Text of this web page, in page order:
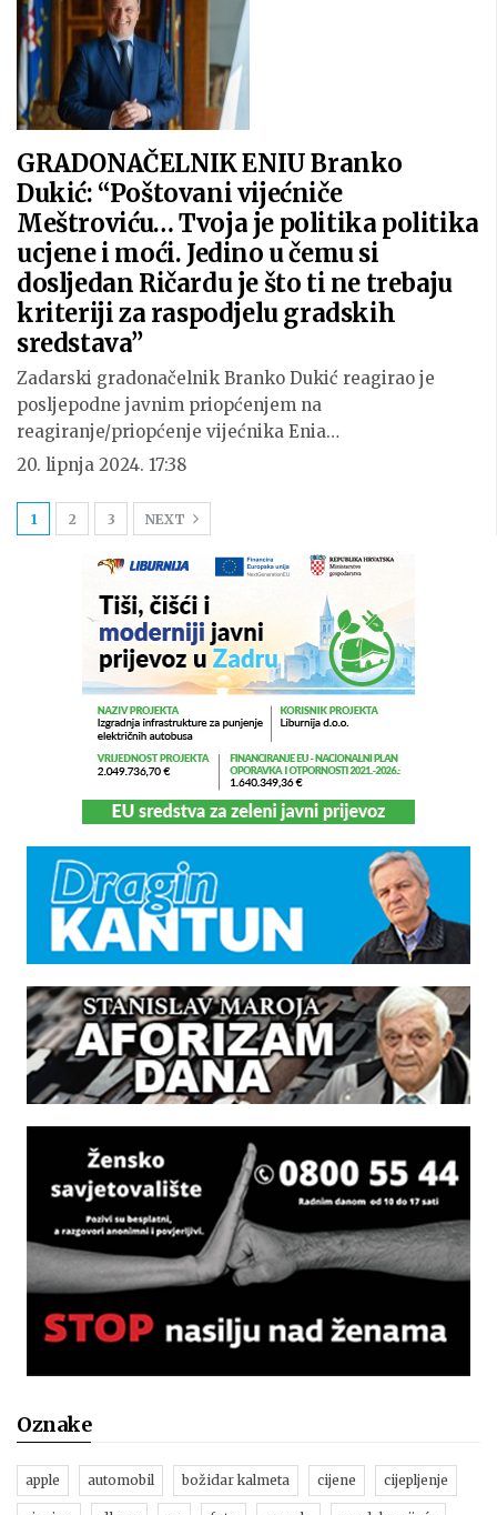
GRADONAČELNIK ENIU Branko
Dukić: “Poštovani vijećniče
Meštroviću… Tvoja je politika politika
ucjene i moći. Jedino u čemu si
dosljedan Ričardu je što ti ne trebaju
kriteriji za raspodjelu gradskih
sredstava”
Zadarski gradonačelnik Branko Dukić reagirao je
posljepodne javnim priopćenjem na
reagiranje/priopćenje vijećnika Enia…
20. lipnja 2024. 17:38
1 2 3 NEXT
Oznake
apple automobil božidar kalmeta cijene cijepljenje